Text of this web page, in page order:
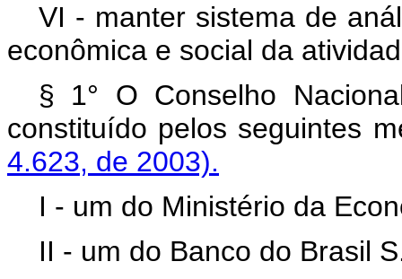
VI - manter sistema de
econômica e social da
§ 1° O Conselho
constituído pelos
4.623, de 2003).
I - um do Ministério da
II - um do Banco do Brasil